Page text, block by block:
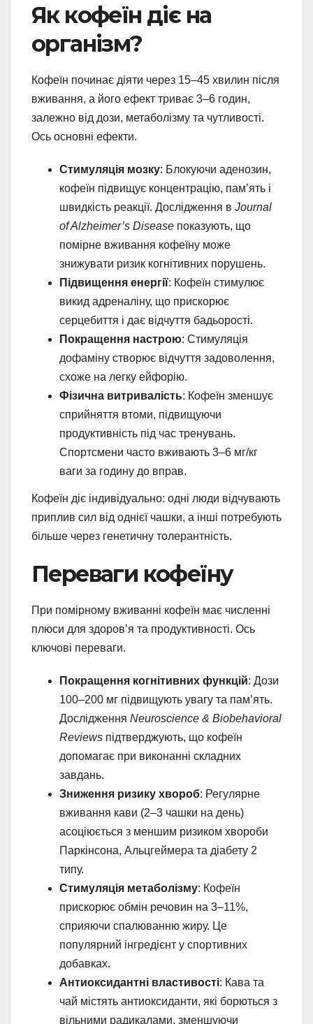
Як кофеїн діє на
організм?
Кофеїн починає діяти через 15–45 хвилин після
вживання, а його ефект триває 3–6 годин,
залежно від дози, метаболізму та чутливості.
Ось основні ефекти.
Стимуляція мозку: Блокуючи аденозин,
кофеїн підвищує концентрацію, пам’ять і
швидкість реакції. Дослідження в Journal
of Alzheimer’s Disease показують, що
помірне вживання кофеїну може
знижувати ризик когнітивних порушень.
Підвищення енергії: Кофеїн стимулює
викид адреналіну, що прискорює
серцебиття і дає відчуття бадьорості.
Покращення настрою: Стимуляція
дофаміну створює відчуття задоволення,
схоже на легку ейфорію.
Фізична витривалість: Кофеїн зменшує
сприйняття втоми, підвищуючи
продуктивність під час тренувань.
Спортсмени часто вживають 3–6 мг/кг
ваги за годину до вправ.
Кофеїн діє індивідуально: одні люди відчувають
приплив сил від однієї чашки, а інші потребують
більше через генетичну толерантність.
Переваги кофеїну
При помірному вживанні кофеїн має численні
плюси для здоров’я та продуктивності. Ось
ключові переваги.
Покращення когнітивних функцій: Дози
100–200 мг підвищують увагу та пам’ять.
Дослідження Neuroscience & Biobehavioral
Reviews підтверджують, що кофеїн
допомагає при виконанні складних
завдань.
Зниження ризику хвороб: Регулярне
вживання кави (2–3 чашки на день)
асоціюється з меншим ризиком хвороби
Паркінсона, Альцгеймера та діабету 2
типу.
Стимуляція метаболізму: Кофеїн
прискорює обмін речовин на 3–11%,
сприяючи спалюванню жиру. Це
популярний інгредієнт у спортивних
добавках.
Антиоксидантні властивості: Кава та
чай містять антиоксиданти, які борються з
вільними радикалами, зменшуючи